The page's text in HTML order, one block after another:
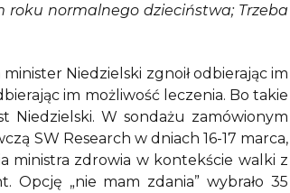
roku normalnego dzieciństwa; Trzeba
Niedzielski zgnoił odbierając im
im możliwość leczenia. Bo takie
Niedzielski. W sondażu zamówionym
SW Research w dniach 16-17 marca,
ministra zdrowia w kontekście walki z
Opcję „nie mam zdania” wybrało 35